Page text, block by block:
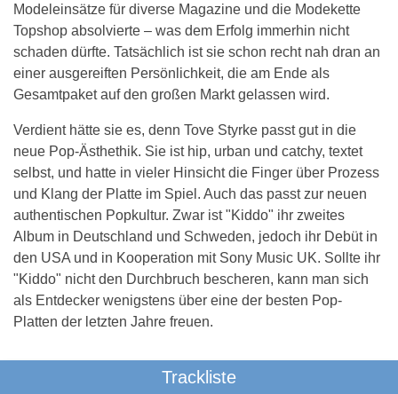
Modeleinsätze für diverse Magazine und die Modekette
Topshop absolvierte – was dem Erfolg immerhin nicht
schaden dürfte. Tatsächlich ist sie schon recht nah dran an
einer ausgereiften Persönlichkeit, die am Ende als
Gesamtpaket auf den großen Markt gelassen wird.
Verdient hätte sie es, denn Tove Styrke passt gut in die
neue Pop-Ästhethik. Sie ist hip, urban und catchy, textet
selbst, und hatte in vieler Hinsicht die Finger über Prozess
und Klang der Platte im Spiel. Auch das passt zur neuen
authentischen Popkultur. Zwar ist "Kiddo" ihr zweites
Album in Deutschland und Schweden, jedoch ihr Debüt in
den USA und in Kooperation mit Sony Music UK. Sollte ihr
"Kiddo" nicht den Durchbruch bescheren, kann man sich
als Entdecker wenigstens über eine der besten Pop-
Platten der letzten Jahre freuen.
Trackliste